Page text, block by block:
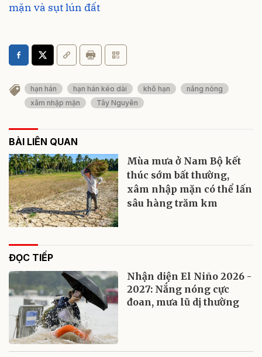
mặn và sụt lún đất
hạn hán hạn hán kéo dài khô hạn
nắng nóng
xâm nhập mặn
Tây Nguyên
BÀI LIÊN QUAN
Mùa mưa ở Nam Bộ kết
thúc sớm bất thường,
xâm nhập mặn có thể lấn
sâu hàng trăm km
ĐỌC TIẾP
Nhận diện El Niño 2026 -
2027: Nắng nóng cực
đoan, mưa lũ dị thường